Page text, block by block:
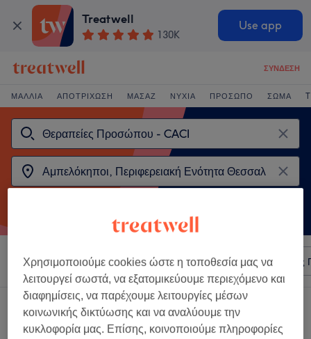
Treatwell
130K
Use app
ΣΎΝΔΕΣΗ
ΜΑΛΛΙΆ ΑΠΟΤΡΊΧΩΣΗ ΜΑΣΆΖ ΝΎΧΙΑ ΠΡΌΣΩΠΟ ΣΏΜΑ
Ταξινόμηση κατά Οποιαδήποτε τιμή Σαλόνια
2 καταστήματα που προσφέρουν:
θεραπείες προσώπου - caci κοντά Αμπελόκηποι, Περιφερειακή Ενότητα
Θεσσαλονίκης
Χρησιμοποιούμε cookies ώστε η τοποθεσία μας να
λειτουργεί σωστά, να εξατομικεύουμε περιεχόμενο και
διαφημίσεις, να παρέχουμε λειτουργίες μέσων
κοινωνικής δικτύωσης και να αναλύουμε την
κυκλοφορία μας. Επίσης, κοινοποιούμε πληροφορίες